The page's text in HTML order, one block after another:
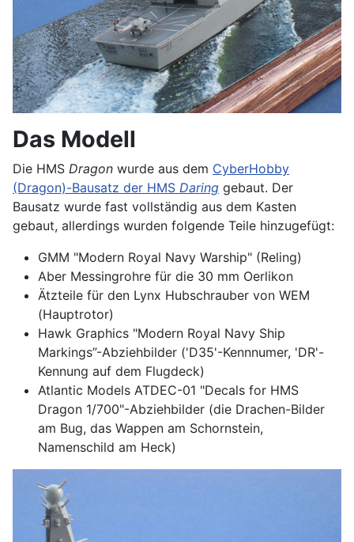
Das Modell
Die HMS Dragon wurde aus dem CyberHobby
(Dragon)-Bausatz der HMS Daring gebaut. Der
Bausatz wurde fast vollständig aus dem Kasten
gebaut, allerdings wurden folgende Teile hinzugefügt:
GMM "Modern Royal Navy Warship" (Reling)
Aber Messingrohre für die 30 mm Oerlikon
Ätzteile für den Lynx Hubschrauber von WEM
(Hauptrotor)
Hawk Graphics "Modern Royal Navy Ship
Markings”-Abziehbilder ('D35'-Kennnumer, 'DR'-
Kennung auf dem Flugdeck)
Atlantic Models ATDEC-01 "Decals for HMS
Dragon 1/700"-Abziehbilder (die Drachen-Bilder
am Bug, das Wappen am Schornstein,
Namenschild am Heck)